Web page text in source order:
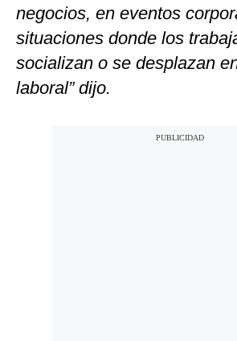
negocios, en eventos
situaciones donde los
socializan o se desplazan
laboral” dijo.